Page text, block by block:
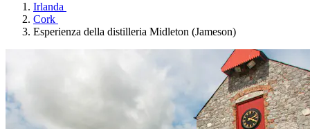
Irlanda
Cork
Esperienza della distilleria Midleton (Jameson)